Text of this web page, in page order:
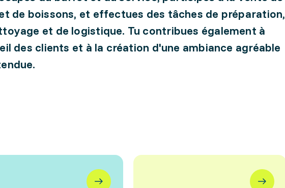
de boissons, et effectues des tâches de préparation,
et de logistique. Tu contribues également à
des clients et à la création d'une ambiance agréable